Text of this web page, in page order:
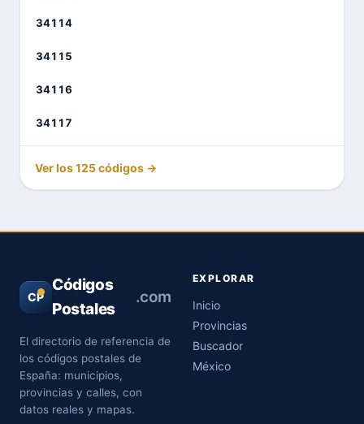
34114
34115
34116
34117
Ver los 125 códigos →
CP
Códigos
Postales
.com
El directorio de referencia de
los códigos postales de
España: municipios,
provincias y calles, con
datos reales y mapas.
EXPLORAR
Inicio
Provincias
Buscador
México